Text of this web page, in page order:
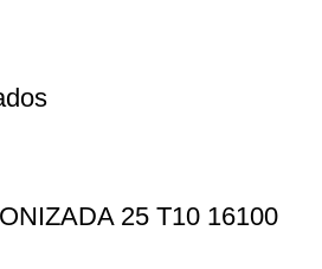
25 T10 16100